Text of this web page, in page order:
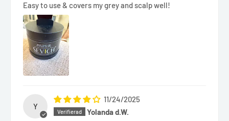
Easy to use & covers my grey and scalp well!
Y
11/24/2025
Yolanda d.W.